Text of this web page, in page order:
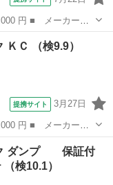
■ グレード名： Ｋ
ンプラホイールキ
ＫＣ （検9.9）
提携サイト 3月27日
■ グレード名： Ｋ
ッション： MT5
ク ダンプ 保証付
検10.1）